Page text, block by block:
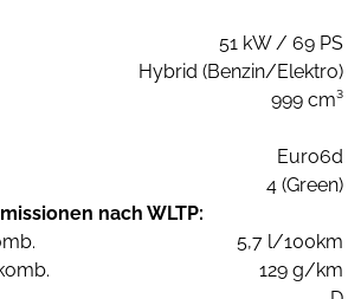
51 kW / 69 PS
Hybrid (Benzin/Elektro)
999 cm³
Euro6d
4 (Green)
nach WLTP:
5,7 l/100km
129 g/km